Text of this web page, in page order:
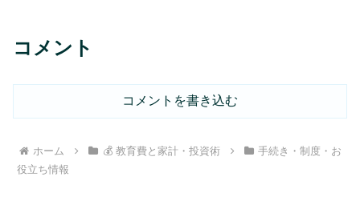
コメント
コメントを書き込む
ホーム 💰 教育費と家計・投資術
手続き・制度・お
役立ち情報